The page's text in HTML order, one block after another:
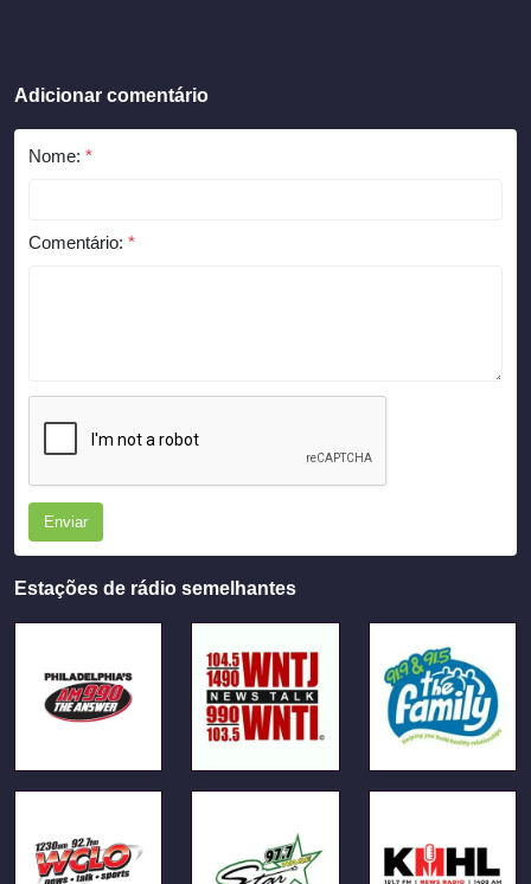
Adicionar comentário
Nome: *
Comentário: *
Enviar
Estações de rádio semelhantes